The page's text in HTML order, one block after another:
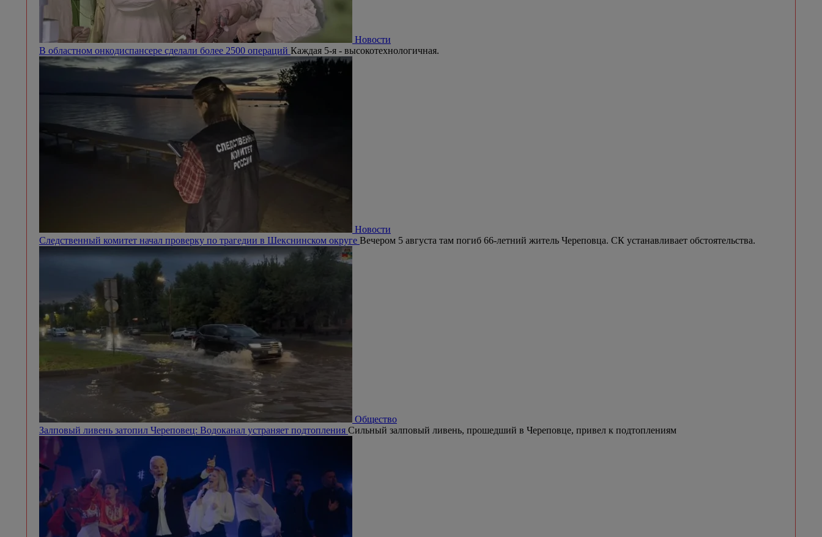
Новости
В областном онкодиспансере сделали более 2500 операций Каждая 5-я - высокотехнологичная.
Новости
Следственный комитет начал проверку по трагедии в Шекснинском округе Вечером 5 августа там погиб 66-летний житель Череповца. СК устанавливает обстоятельства.
Общество
Залповый ливень затопил Череповец: Водоканал устраняет подтопления Сильный залповый ливень, прошедший в Череповце, привел к подтоплениям